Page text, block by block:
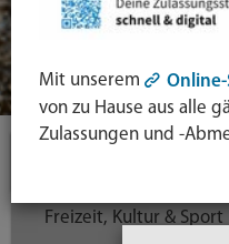
Freizeit, Kultur & Sport
Mit unserem
von zu Hause aus alle
Zulassungen und -